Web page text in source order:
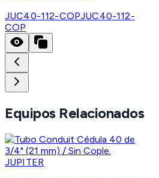
JUC40-112-COPJUC40-112-
COP
Equipos Relacionados
JUPITER